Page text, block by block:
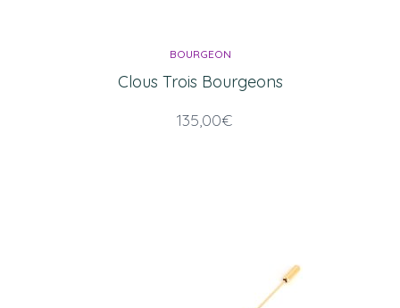
BOURGEON
Clous Trois Bourgeons
135,00€